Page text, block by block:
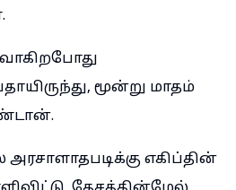
மூன்று மாதம்
எகிப்தின்